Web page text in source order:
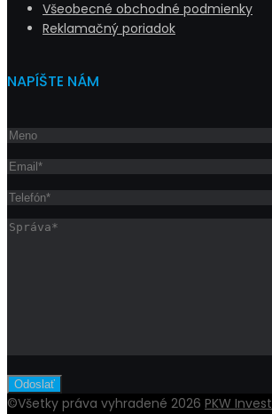
Všeobecné obchodné podmienky
Reklamačný poriadok
NAPÍŠTE NÁM
©Všetky práva vyhradené 2026 PKW Invest